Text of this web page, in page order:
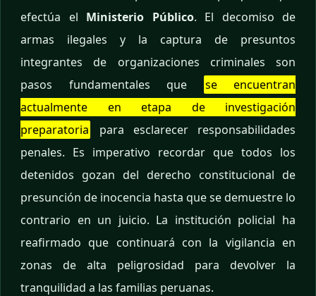
efectúa el Ministerio Público. El decomiso de
armas ilegales y la captura de presuntos
integrantes de organizaciones criminales son
pasos fundamentales que
se encuentran
actualmente en etapa de investigación
preparatoria
para esclarecer responsabilidades
penales. Es imperativo recordar que todos los
detenidos gozan del derecho constitucional de
presunción de inocencia hasta que se demuestre lo
contrario en un juicio. La institución policial ha
reafirmado que continuará con la vigilancia en
zonas de alta peligrosidad para devolver la
tranquilidad a las familias peruanas.